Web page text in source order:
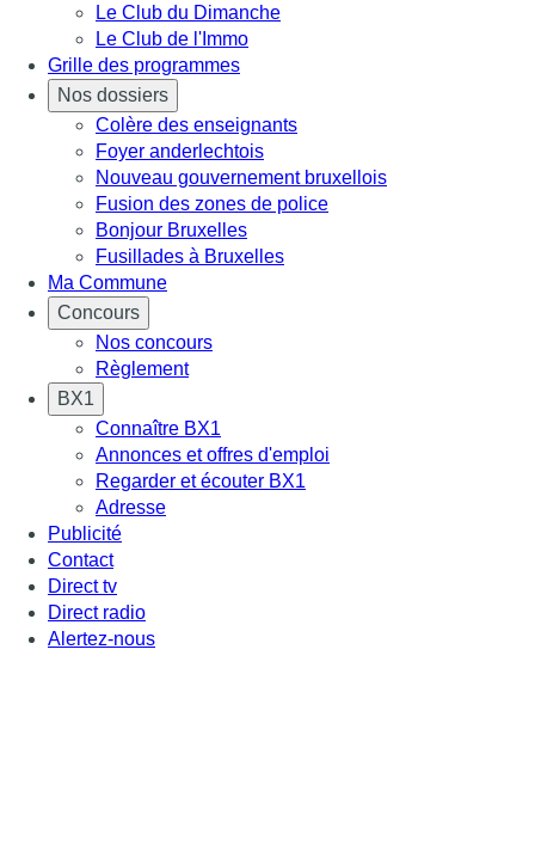
Le Club du Dimanche
Le Club de l'Immo
Grille des programmes
Nos dossiers
Colère des enseignants
Foyer anderlechtois
Nouveau gouvernement bruxellois
Fusion des zones de police
Bonjour Bruxelles
Fusillades à Bruxelles
Ma Commune
Concours
Nos concours
Règlement
BX1
Connaître BX1
Annonces et offres d'emploi
Regarder et écouter BX1
Adresse
Publicité
Contact
Direct tv
Direct radio
Alertez-nous